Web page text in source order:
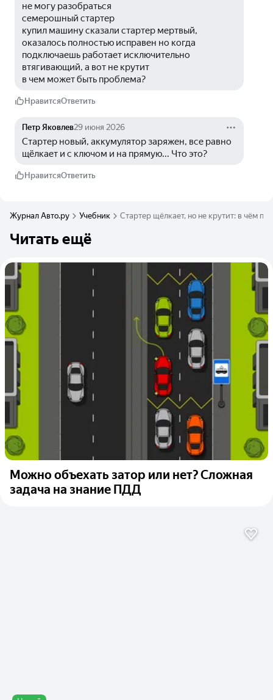
не могу разобраться
семерошный стартер
купил машину сказали стартер мертвый,
оказалось полностью исправен но когда
подключаешь работает исключительно
втягивающий, а вот не крутит
в чем может быть проблема?
НравитсяОтветить
Петр Яковлев29 июня 2026
Стартер новый, аккумулятор заряжен, все равно
щёлкает и с ключом и на прямую... Что это?
НравитсяОтветить
Журнал Авто.ру Учебник Стартер щёлкает, но не крутит: в чём
Читать ещё
Можно объехать затор или нет? Сложная
задача на знание ПДД